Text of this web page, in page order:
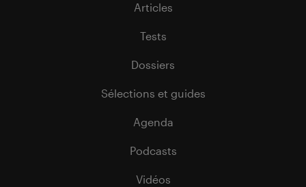
Articles
Tests
Dossiers
Sélections et guides
Agenda
Podcasts
Vidéos